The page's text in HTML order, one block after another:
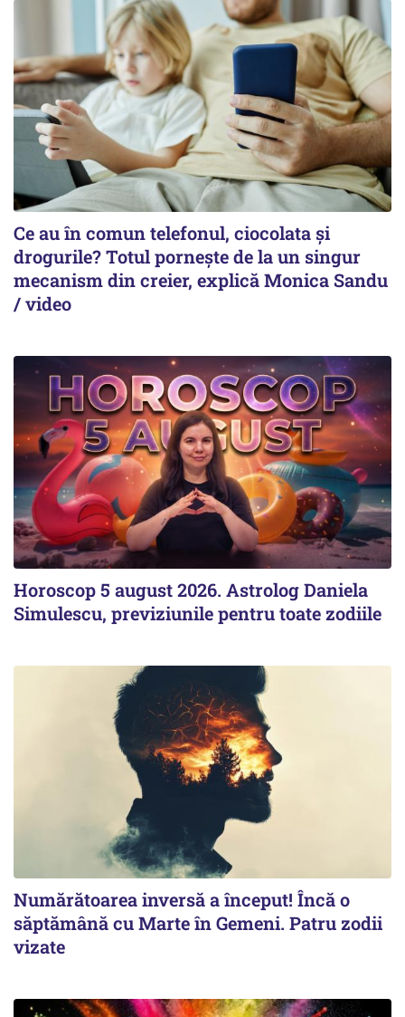
Ce au în comun telefonul, ciocolata și
drogurile? Totul pornește de la un singur
mecanism din creier, explică Monica Sandu
/ video
Horoscop 5 august 2026. Astrolog Daniela
Simulescu, previziunile pentru toate zodiile
Numărătoarea inversă a început! Încă o
săptămână cu Marte în Gemeni. Patru zodii
vizate